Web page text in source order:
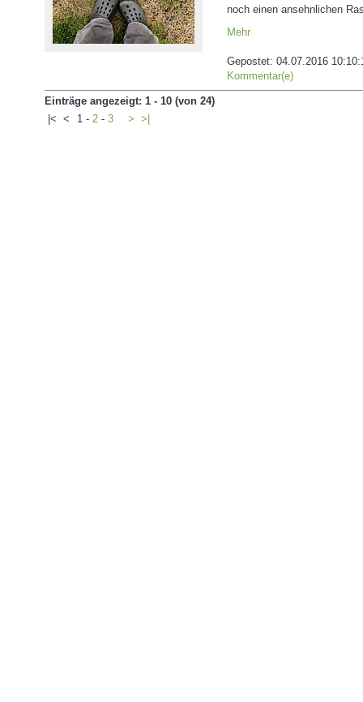
noch einen ansehnlichen
Mehr
Gepostet: 04.07.2016
Kommentar(e)
Einträge angezeigt: 1 - 10 (von 24)
|< < 1 - 2 - 3 > >|